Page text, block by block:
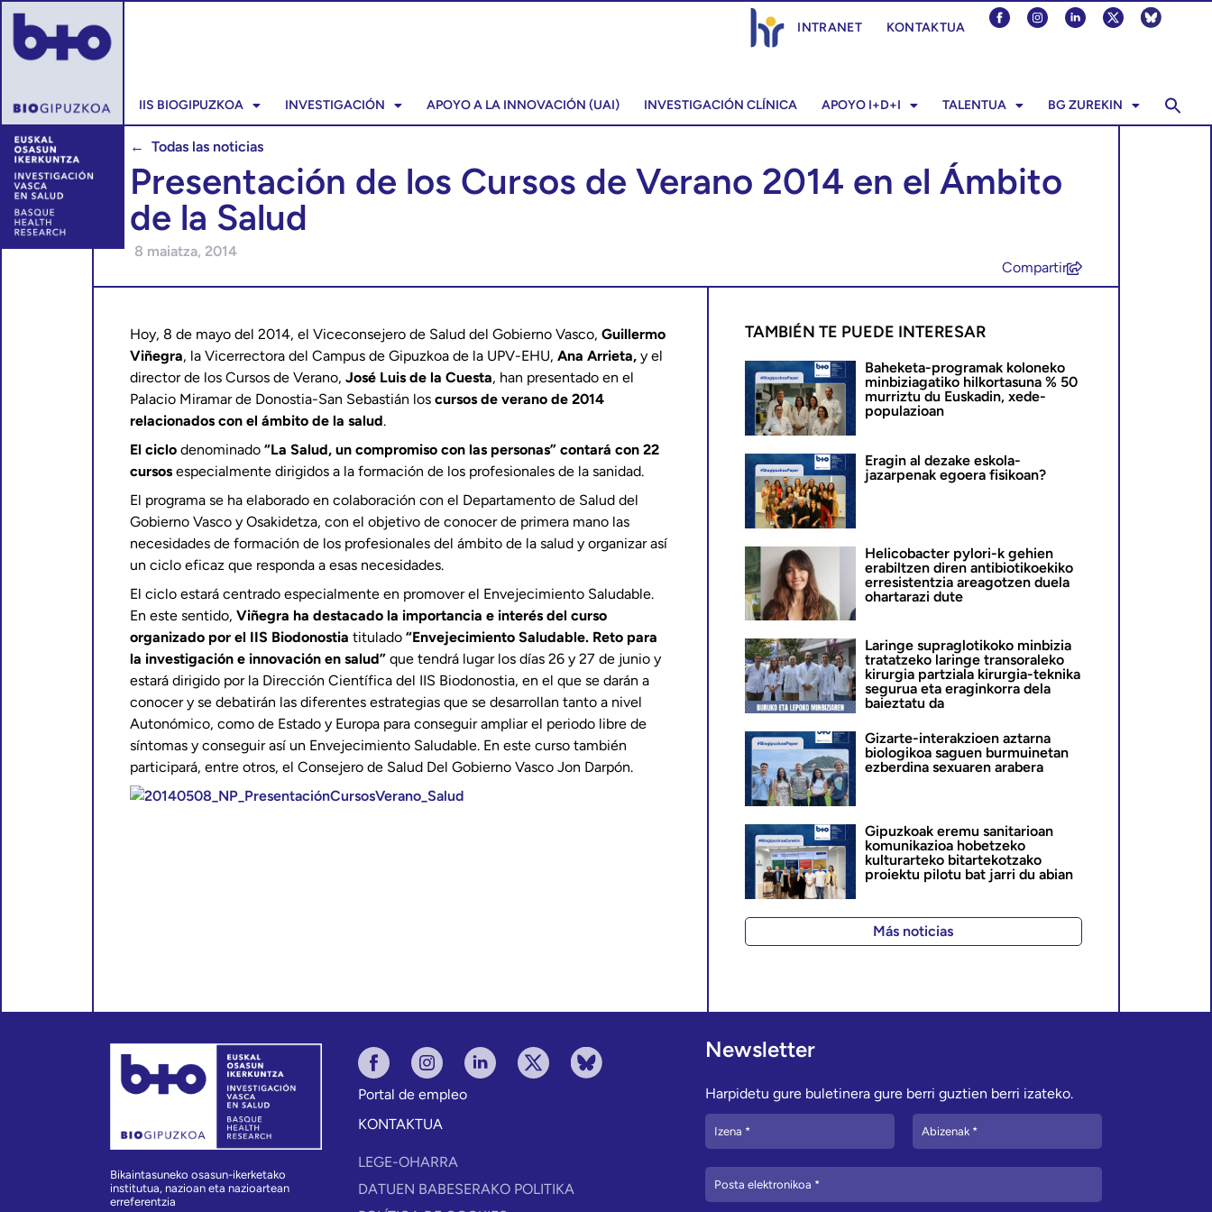
INTRANET KONTAKTUA
IIS BIOGIPUZKOA INVESTIGACIÓN APOYO A LA INNOVACIÓN (UAI) INVESTIGACIÓN CLÍNICA APOYO I+D+I TALENTUA BG ZUREKIN
← Todas las noticias
Presentación de los Cursos de Verano 2014 en el Ámbito
de la Salud
8 maiatza, 2014
Compartir
Hoy, 8 de mayo del 2014, el Viceconsejero de Salud del Gobierno Vasco, Guillermo
Viñegra, la Vicerrectora del Campus de Gipuzkoa de la UPV-EHU, Ana Arrieta, y el
director de los Cursos de Verano, José Luis de la Cuesta, han presentado en el
Palacio Miramar de Donostia-San Sebastián los cursos de verano de 2014
relacionados con el ámbito de la salud.
El ciclo denominado “La Salud, un compromiso con las personas” contará con 22
cursos especialmente dirigidos a la formación de los profesionales de la sanidad.
El programa se ha elaborado en colaboración con el Departamento de Salud del
Gobierno Vasco y Osakidetza, con el objetivo de conocer de primera mano las
necesidades de formación de los profesionales del ámbito de la salud y organizar así
un ciclo eficaz que responda a esas necesidades.
El ciclo estará centrado especialmente en promover el Envejecimiento Saludable.
En este sentido, Viñegra ha destacado la importancia e interés del curso
organizado por el IIS Biodonostia titulado “Envejecimiento Saludable. Reto para
la investigación e innovación en salud” que tendrá lugar los días 26 y 27 de junio y
estará dirigido por la Dirección Científica del IIS Biodonostia, en el que se darán a
conocer y se debatirán las diferentes estrategias que se desarrollan tanto a nivel
Autonómico, como de Estado y Europa para conseguir ampliar el periodo libre de
síntomas y conseguir así un Envejecimiento Saludable. En este curso también
participará, entre otros, el Consejero de Salud Del Gobierno Vasco Jon Darpón.
TAMBIÉN TE PUEDE INTERESAR
Baheketa-programak koloneko
minbiziagatiko hilkortasuna % 50
murriztu du Euskadin, xede-
populazioan
Eragin al dezake eskola-
jazarpenak egoera fisikoan?
Helicobacter pylori-k gehien
erabiltzen diren antibiotikoekiko
erresistentzia areagotzen duela
ohartarazi dute
Laringe supraglotikoko minbizia
tratatzeko laringe transoraleko
kirurgia partziala kirurgia-teknika
segurua eta eraginkorra dela
baieztatu da
Gizarte-interakzioen aztarna
biologikoa saguen burmuinetan
ezberdina sexuaren arabera
Gipuzkoak eremu sanitarioan
komunikazioa hobetzeko
kulturarteko bitartekotzako
proiektu pilotu bat jarri du abian
Más noticias
Bikaintasuneko osasun-ikerketako
institutua, nazioan eta nazioartean
erreferentzia
Portal de empleo
KONTAKTUA
LEGE-OHARRA
DATUEN BABESERAKO POLITIKA
Newsletter
Harpidetu gure buletinera gure berri guztien berri izateko.